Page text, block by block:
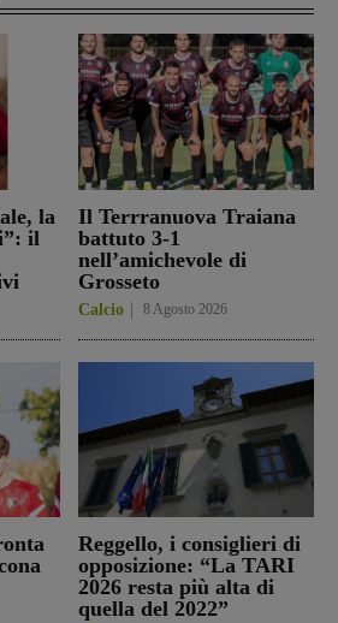
la
il
Il Terrranuova Traiana
battuto 3-1
nell’amichevole di
Grosseto
Calcio 8 Agosto 2026
Reggello, i consiglieri di
opposizione: “La TARI
2026 resta più alta di
quella del 2022”